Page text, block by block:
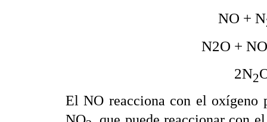
NO + N
N2O + NO
2N2
El NO reacciona con el oxígeno